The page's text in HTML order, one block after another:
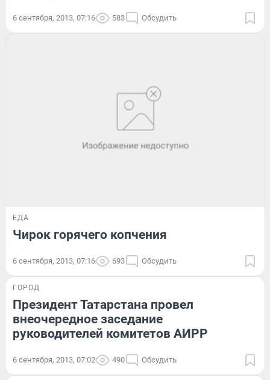
6 сентября, 2013, 07:16 583 Обсудить
ЕДА
Чирок горячего копчения
6 сентября, 2013, 07:16 693 Обсудить
ГОРОД
Президент Татарстана провел
внеочередное заседание
руководителей комитетов АИРР
6 сентября, 2013, 07:02 490 Обсудить